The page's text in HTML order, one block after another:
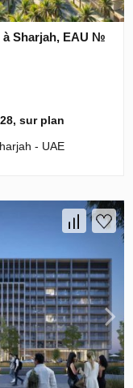
à Sharjah, EAU №
sur plan
- UAE